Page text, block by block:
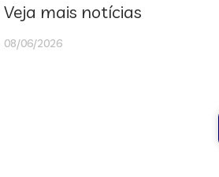
Veja mais notícias
08/06/2026